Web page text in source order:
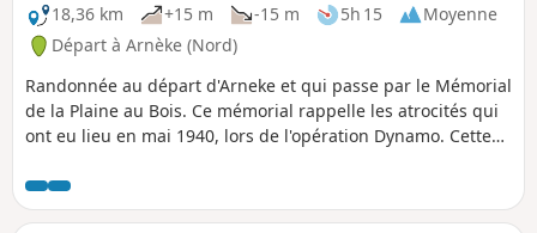
18,36 km
+15 m -15 m 5h 15
Moyenne
Départ à Arnèke (Nord)
Randonnée au départ d'Arneke et qui passe par le Mémorial
de la Plaine au Bois. Ce mémorial rappelle les atrocités qui
ont eu lieu en mai 1940, lors de l'opération Dynamo. Cette
fréquentées par les automobiles.